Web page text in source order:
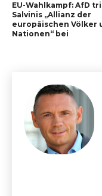
EU-Wahlkampf: AfD
Salvinis „Allianz der
europäischen Völker
Nationen“ bei